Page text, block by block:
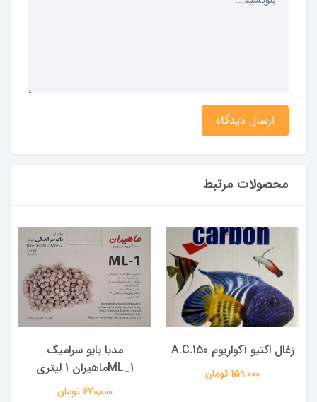
ارسال دیدگاه
محصولات مرتبط
زغال اکتیو آکواریوم A.C.150
159,000 تومان
مدیا بایو سرامیک
ML_1ماهیران 1 لیتری
670,000 تومان